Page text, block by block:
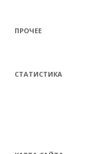
ПРОЧЕЕ
СТАТИСТИКА